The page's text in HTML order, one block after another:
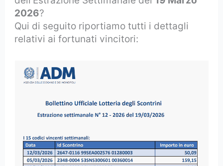
2026?
Qui di seguito riportiamo tutti i dettagli
relativi ai fortunati vincitori: